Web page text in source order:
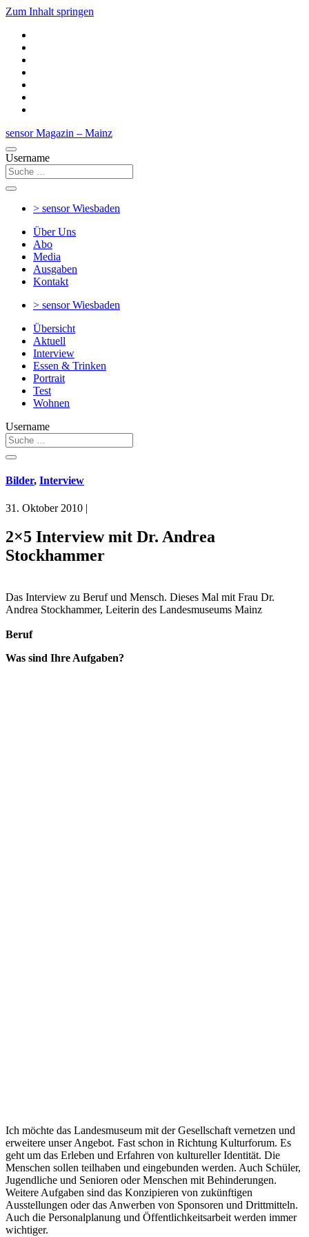
Zum Inhalt springen
sensor Magazin – Mainz
Username
> sensorWiesbaden
Über Uns
Abo
Media
Ausgaben
Kontakt
> sensorWiesbaden
Übersicht
Aktuell
Interview
Essen & Trinken
Portrait
Test
Wohnen
Username
Bilder, Interview
31. Oktober 2010 |
2×5 Interview mit Dr. Andrea
Stockhammer
Das Interview zu Beruf und Mensch. Dieses Mal mit Frau Dr.
Andrea Stockhammer, Leiterin des Landesmuseums Mainz
Beruf
Was sind Ihre Aufgaben?
Ich möchte das Landesmuseum mit der Gesellschaft vernetzen und
erweitere unser Angebot. Fast schon in Richtung Kulturforum. Es
geht um das Erleben und Erfahren von kultureller Identität. Die
Menschen sollen teilhaben und eingebunden werden. Auch Schüler,
Jugendliche und Senioren oder Menschen mit Behinderungen.
Weitere Aufgaben sind das Konzipieren von zukünftigen
Ausstellungen oder das Anwerben von Sponsoren und Drittmitteln.
Auch die Personalplanung und Öffentlichkeitsarbeit werden immer
wichtiger.